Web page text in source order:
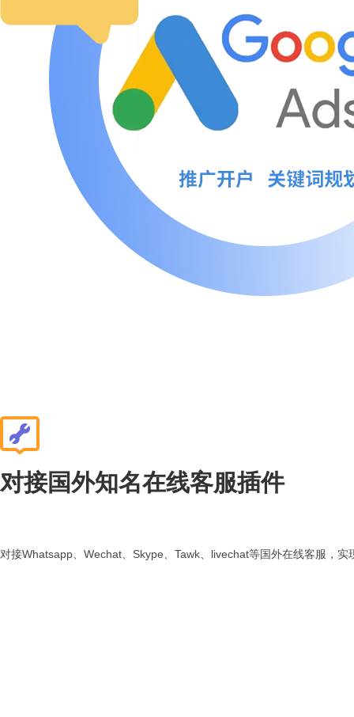
对接国外知名在线客服插件
对接Whatsapp、Wechat、Skype、Tawk、livechat等国外在线客服，实